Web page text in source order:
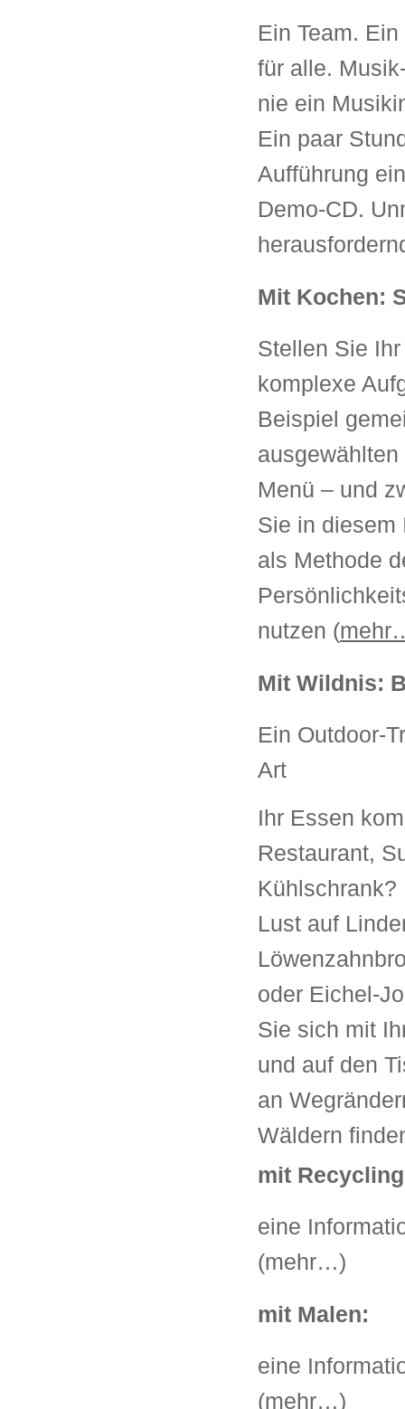
Ein Team.
für alle.
nie ein
Ein paar
Aufführung
Demo-CD.
Mit Kochen:
Stellen Sie
komplexe
Beispiel
Menü – und
Sie in diesem
als Methode
nutzen (
Mit Wildnis:
Ein Outdoor-
Art
Ihr Essen
Restaurant,
Lust auf
oder Eichel-
Sie sich mit
und auf den
an
Wäldern
mit
eine
(mehr…)
mit Malen:
eine
(mehr…)